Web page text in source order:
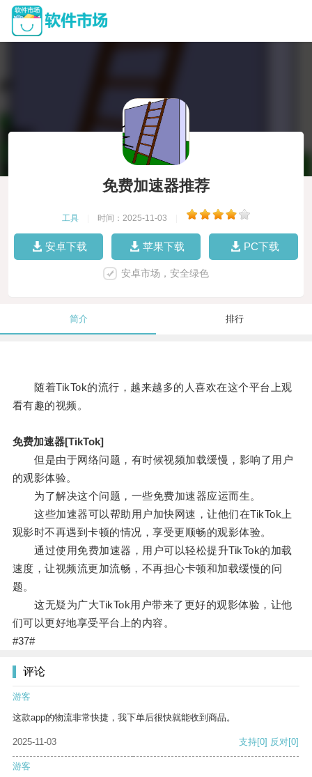
免费加速器推荐
工具 时间：2025-11-03
安卓下载 苹果下载 PC下载
安卓市场，安全绿色
简介 排行
随着TikTok的流行，越来越多的人喜欢在这个平台上观
看有趣的视频。
免费加速器[TikTok]
但是由于网络问题，有时候视频加载缓慢，影响了用户
的观影体验。
为了解决这个问题，一些免费加速器应运而生。
这些加速器可以帮助用户加快网速，让他们在TikTok上
观影时不再遇到卡顿的情况，享受更顺畅的观影体验。
通过使用免费加速器，用户可以轻松提升TikTok的加载
速度，让视频流更加流畅，不再担心卡顿和加载缓慢的问
题。
这无疑为广大TikTok用户带来了更好的观影体验，让他
们可以更好地享受平台上的内容。
#37#
评论
游客
这款app的物流非常快捷，我下单后很快就能收到商品。
2025-11-03 支持[0] 反对[0]
游客